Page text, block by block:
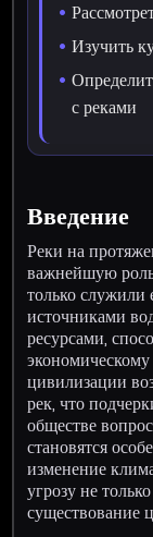
Изучить
с реками
Введение
Реки на
важнейшую
только
источниками
ресурсами,
цивилизации
рек, что
обществе
становятся
изменение
угрозу не
существование